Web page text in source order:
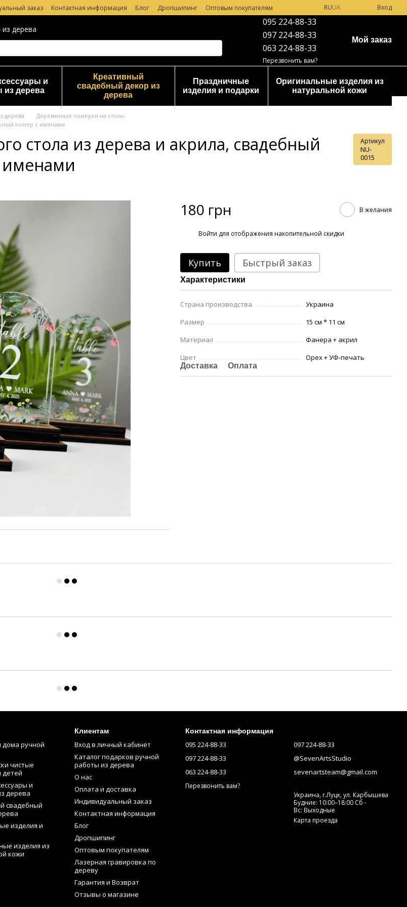
заказ Контактная информация Блог Дропшипинг
Оптовым покупателям
RUUA Вход
дерева
095 224-88-33
097 224-88-33
063 224-88-33
Перезвонить вам?
Мой заказ
и
из дерева
Креативный
свадебный декор из
дерева
Праздничные
изделия и подарки
Оригинальные изделия из
натуральной кожи
дерева
Деревянные номерки на столы
номер с именами
стола из дерева и акрила, свадебный
именами
Артикул
NU-
0015
180 грн В желания
Войти для отображения накопительной скидки
Купить Быстрый заказ
Характеристики
Страна производства
Украина
Размер
15 см * 11 см
Материал
Фанера + акрил
Цвет
Орех + УФ-печать
Доставка Оплата
дома ручной
чистые
детей
и
дерева
свадебный
изделия и
изделия из
кожи
Клиентам
Вход в личный кабинет
Каталог подарков ручной
работы из дерева
О нас
Оплата и доставка
Индивидуальный заказ
Контактная информация
Блог
Дропшипинг
Оптовым покупателям
Лазерная гравировка по
дереву
Гарантия и Возврат
Отзывы о магазине
Контактная информация
095 224-88-33
097 224-88-33
063 224-88-33
Перезвонить вам?
097 224-88-33
@SevenArtsStudio
sevenartsteam@gmail.com
Украина, г.Луцк, ул. Карбышева
Будние: 10:00–18:00 Сб -
Вс: Выходные
Карта проезда